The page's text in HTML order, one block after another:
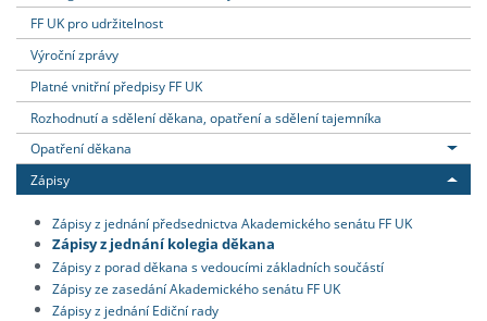
FF UK pro udržitelnost
Výroční zprávy
Platné vnitřní předpisy FF UK
Rozhodnutí a sdělení děkana, opatření a sdělení tajemníka
Opatření děkana
Zápisy
Zápisy z jednání předsednictva Akademického senátu FF UK
Zápisy z jednání kolegia děkana
Zápisy z porad děkana s vedoucími základních součástí
Zápisy ze zasedání Akademického senátu FF UK
Zápisy z jednání Ediční rady